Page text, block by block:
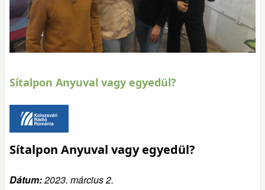
Sítalpon Anyuval vagy egyedül?
Sítalpon Anyuval vagy egyedül?
Dátum:2023. március 2.